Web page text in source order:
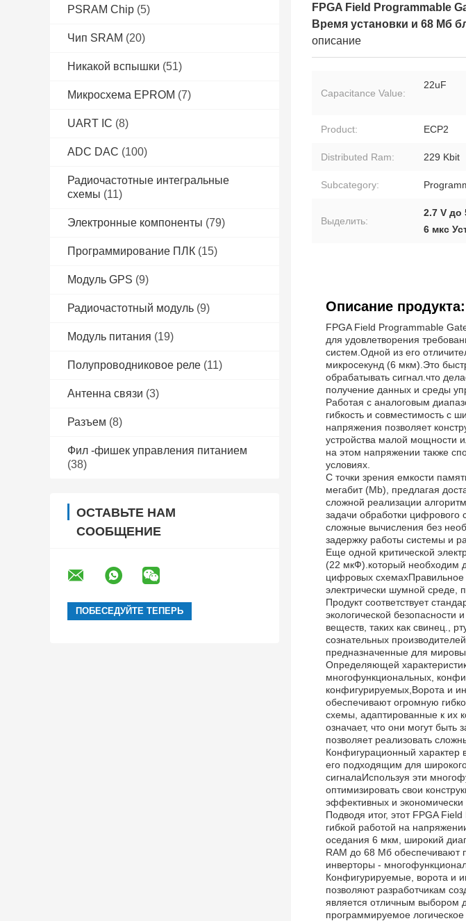
PSRAM Chip (5)
Чип SRAM (20)
Никакой вспышки (51)
Микросхема EPROM (7)
UART IC (8)
ADC DAC (100)
Радиочастотные интегральные
схемы (11)
Электронные компоненты (79)
Программирование ПЛК (15)
Модуль GPS (9)
Радиочастотный модуль (9)
Модуль питания (19)
Полупроводниковое реле (11)
Антенна связи (3)
Разъем (8)
Фил -фишек управления питанием
(38)
ОСТАВЬТЕ НАМ
СООБЩЕНИЕ
FPGA Field Programmable
Время установки и 68 Мб
описание
Capacitance Value:
22uF
Product: ECP2
Distributed Ram: 229 Kbit
Subcategory:
Выделить:
2.7 V до
6 мкс
Описание продукта:
FPGA Field Programmable
для удовлетворения
систем.Одной из его
микросекунд (6 мкм).Это
обрабатывать сигнал.что
получение данных и среды
Работая с аналоговым
гибкость и совместимость с
напряжения позволяет
устройства малой мощности
на этом напряжении также
условиях.
С точки зрения емкости
мегабит (Mb), предлагая
сложной реализации
задачи обработки
сложные вычисления без
задержку работы системы и
Еще одной критической
(22 мкФ).который необходим
цифровых схемахПравильное
электрически шумной среде,
Продукт соответствует
экологической безопасности
веществ, таких как свинец.,
сознательных
предназначенные для
Определяющей
многофункциональных,
конфигурируемых,Ворота и
обеспечивают огромную
схемы, адаптированные к их
означает, что они могут
позволяет реализовать
Конфигурационный характер
его подходящим для
сигналаИспользуя эти
оптимизировать свои
эффективных и
Подводя итог, этот FPGA
гибкой работой на
оседания 6 мкм, широкий
RAM до 68 Мб обеспечивают
инверторы -
Конфигурируемые, ворота и
позволяют разработчикам
является отличным выбором
программируемое